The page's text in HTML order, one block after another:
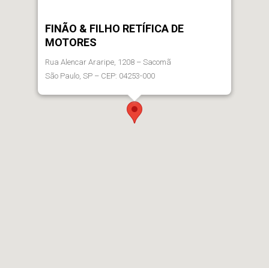
FINÃO & FILHO RETÍFICA DE
MOTORES
Rua Alencar Araripe, 1208 – Sacomã
São Paulo, SP – CEP: 04253-000